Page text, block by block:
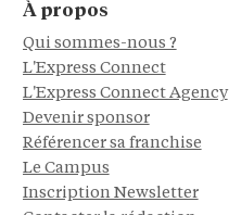
À propos
Qui sommes-nous ?
L'Express Connect
L'Express Connect Agency
Devenir sponsor
Référencer sa franchise
Le Campus
Inscription Newsletter